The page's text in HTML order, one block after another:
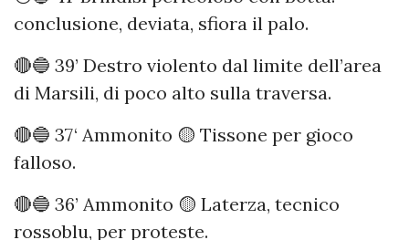
conclusione, deviata, sfiora il palo.
🔴🔵 39’ Destro violento dal limite dell’area
di Marsili, di poco alto sulla traversa.
🔴🔵 37‘ Ammonito 🟡 Tissone per gioco
falloso.
🔴🔵 36’ Ammonito 🟡 Laterza, tecnico
rossoblu, per proteste.